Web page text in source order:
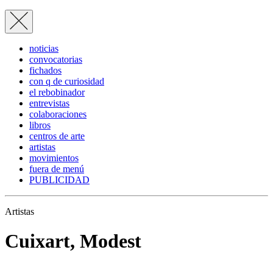
noticias
convocatorias
fichados
con q de curiosidad
el rebobinador
entrevistas
colaboraciones
libros
centros de arte
artistas
movimientos
fuera de menú
PUBLICIDAD
Artistas
Cuixart, Modest